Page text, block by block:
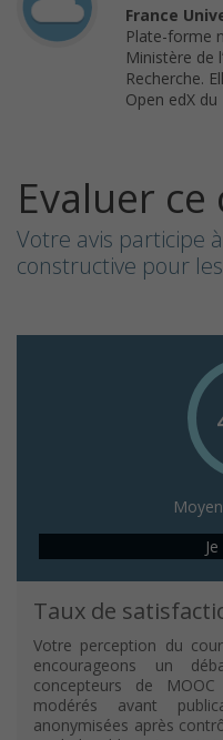
France
Plate-forme
Ministère de
Recherche.
Open edX
Evaluer ce
Votre avis participe
constructive pour
Taux de
Votre perception du
encourageons un
concepteurs de
modérés avant
anonymisées après